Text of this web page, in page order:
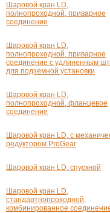
Шаровой кран LD,
полнопроходной, приварное
соединение
Шаровой кран LD,
полнопроходной, приварное
соединение с удлиненным
для подземной установки
Шаровой кран LD,
полнопроходной, фланцевое
соединение
Шаровой кран LD, с
редуктором ProGear
Шаровой кран LD, спускной
Шаровой кран LD,
стандартнопроходной,
комбинированное